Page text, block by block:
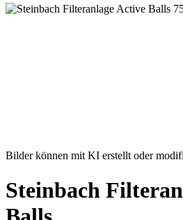
Bilder können mit KI erstellt oder
Steinbach